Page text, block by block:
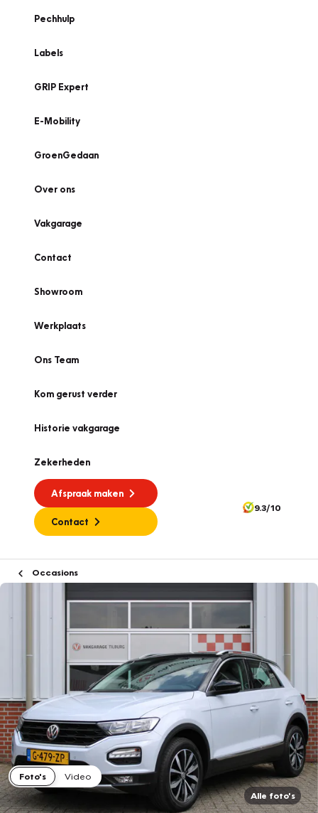
Pechhulp
Labels
GRIP Expert
E-Mobility
GroenGedaan
Over ons
Vakgarage
Contact
Showroom
Werkplaats
Ons Team
Kom gerust verder
Historie vakgarage
Zekerheden
Afspraak maken
Contact
9.3/10
Occasions
Foto's
Video
Alle foto's